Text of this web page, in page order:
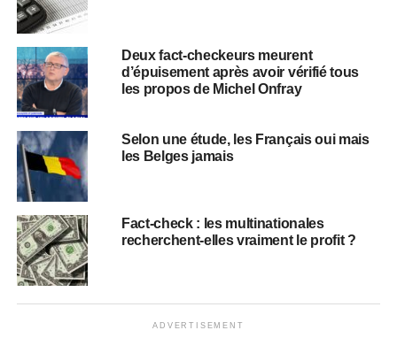
Deux fact-checkeurs meurent
d’épuisement après avoir vérifié tous
les propos de Michel Onfray
Selon une étude, les Français oui mais
les Belges jamais
Fact-check : les multinationales
recherchent-elles vraiment le profit ?
ADVERTISEMENT